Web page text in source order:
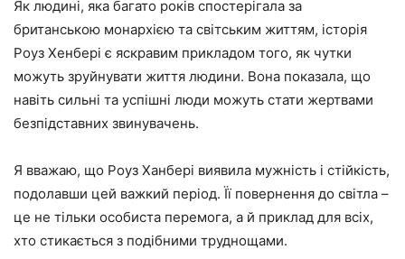
Як людині, яка багато років спостерігала за
британською монархією та світським життям, історія
Роуз Хенбері є яскравим прикладом того, як чутки
можуть зруйнувати життя людини. Вона показала, що
навіть сильні та успішні люди можуть стати жертвами
безпідставних звинувачень.
Я вважаю, що Роуз Ханбері виявила мужність і стійкість,
подолавши цей важкий період. Її повернення до світла –
це не тільки особиста перемога, а й приклад для всіх,
хто стикається з подібними труднощами.